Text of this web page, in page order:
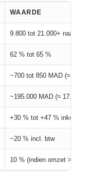
WAARDE
9.800 tot 21.000+
62 % tot 65 %
~700 tot 850 MAD (≈
~195.000 MAD (≈ 17.727
+30 % tot +47 %
~20 % incl. btw
10 % (indien omzet >